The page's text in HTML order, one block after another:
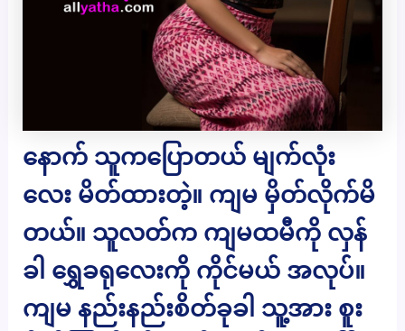
နောက် သူကပြောတယ် မျက်လုံး
လေး မိတ်ထားတဲ့။ ကျမ မှိတ်လိုက်မိ
တယ်။ သူလတ်က ကျမထမီကို လှန်
ခါ ရွှေခရုလေးကို ကိုင်မယ် အလုပ်။
ကျမ နည်းနည်းစိတ်ခုခါ သူ့အား စူး